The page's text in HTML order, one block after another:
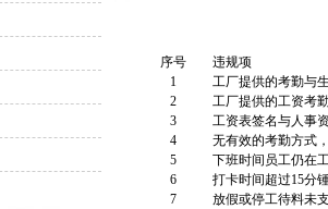
序号
违规项
1
工厂提供的考勤与
2
工厂提供的工资考
3
工资表签名与人事
4
无有效的考勤方式
5
下班时间员工仍在
6
打卡时间超过15分
7
放假或停工待料未